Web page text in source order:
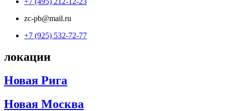
zc-pb@mail.ru
+7 (925) 532-72-77
локации
Новая Рига
Новая Москва